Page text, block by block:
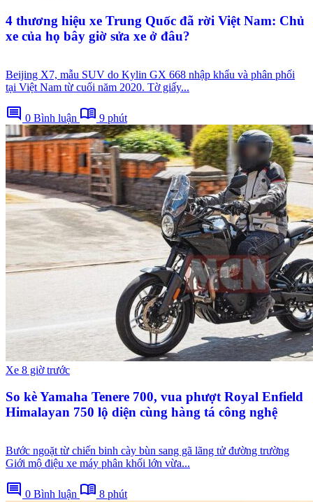
4 thương hiệu xe Trung Quốc đã rời Việt Nam: Chủ
xe của họ bây giờ sửa xe ở đâu?
Beijing X7, mẫu SUV do Kylin GX 668 nhập khẩu và phân phối
tại Việt Nam từ cuối năm 2020. Tờ giấy...
comment 0 Bình luận menu_book 9 phút
Xe 8 giờ trước
So kè Yamaha Tenere 700, vua phượt Royal Enfield
Himalayan 750 lộ diện cùng hàng tá công nghệ
Bước ngoặt từ chiến binh cày bùn sang gã lãng tử đường trường
Giới mộ điệu xe máy phân khối lớn vừa...
comment 0 Bình luận menu_book 8 phút